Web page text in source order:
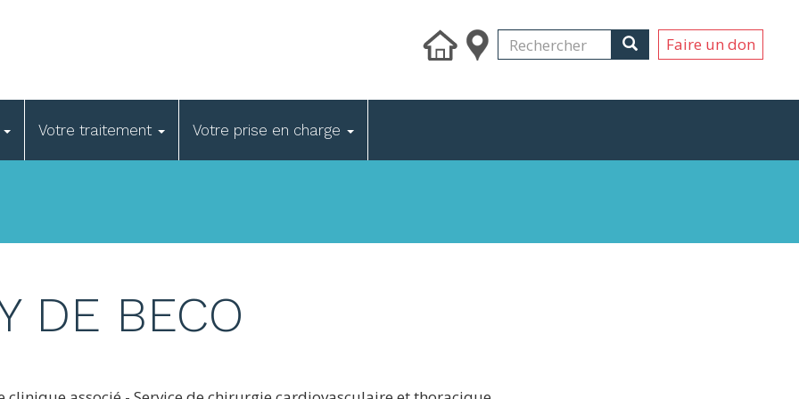
Search
Rechercher RechercherFaire un don
Votre traitement Votre prise en charge
DE BECO